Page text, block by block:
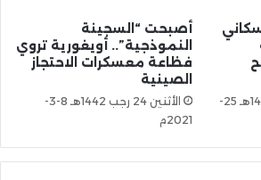
الثلاثاء 2 ذو القعدة 1438هـ 25-
أصبحت “السجينة
النموذجية”.. أويغورية تروي
فظاعة معسكرات الاحتجاز
الصينية
الأثنين 24 رجب 1442هـ 8-3-
2021م